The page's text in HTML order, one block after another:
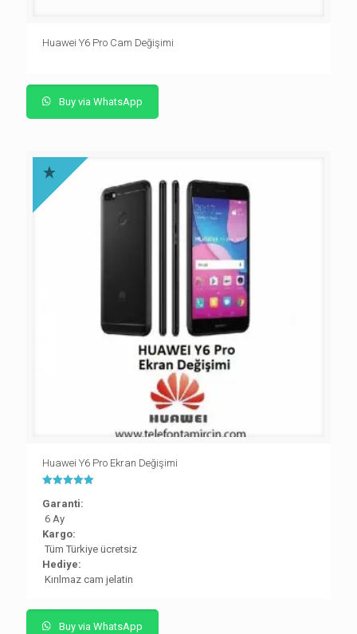
Huawei Y6 Pro Cam Değişimi
Buy via WhatsApp
Huawei Y6 Pro Ekran Değişimi
5.00
Garanti:
6 Ay
Kargo:
Tüm Türkiye ücretsiz
Hediye:
Kırılmaz cam jelatin
Buy via WhatsApp